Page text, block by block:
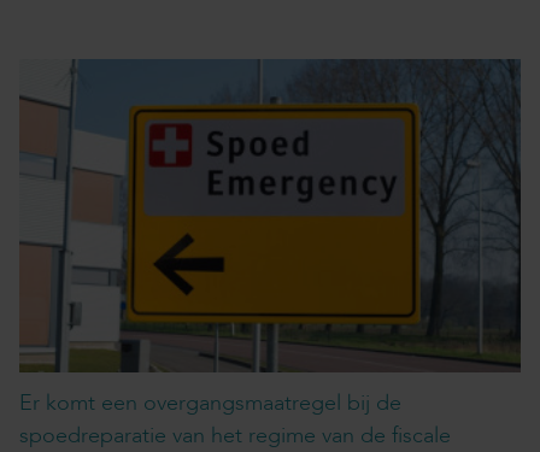
Er komt een overgangsmaatregel bij de
spoedreparatie van het regime van de fiscale